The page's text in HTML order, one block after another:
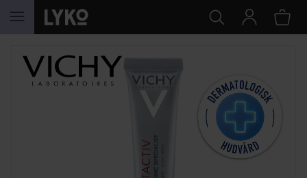
HOPPA TILL INNEHÅLLET
HOPPA ÖVER SEKTIONEN